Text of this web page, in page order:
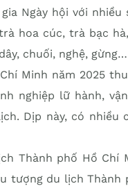
Ngày hội với
hoa cúc, trà bạc
chuối, nghệ,
Minh năm 2025
nghiệp lữ hành,
Dịp này, có nhiều
Thành phố Hồ Chí
tượng du lịch Thành